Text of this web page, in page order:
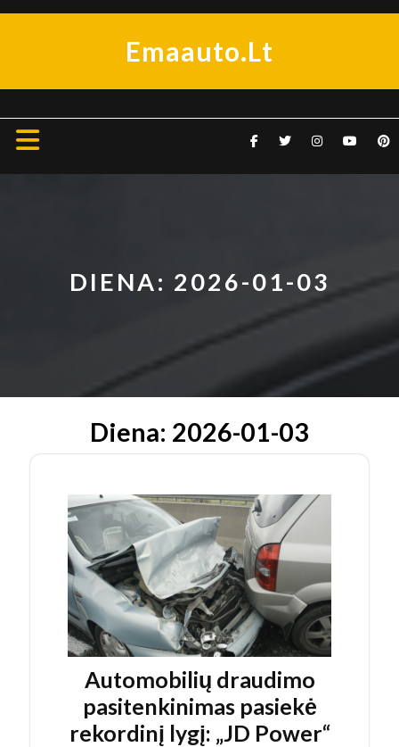
Emaauto.lt
Open
Button
DIENA: 2026-01-03
Diena: 2026-01-03
Automobilių draudimo
pasitenkinimas pasiekė
rekordinį lygį: „JD Power“